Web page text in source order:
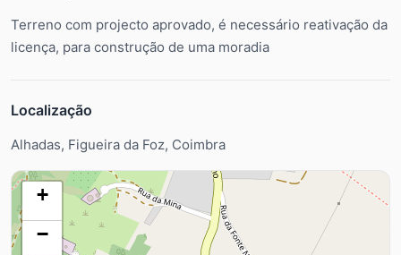
Terreno com projecto aprovado, é necessário reativação da
licença, para construção de uma moradia
Localização
Alhadas, Figueira da Foz, Coimbra
+
−